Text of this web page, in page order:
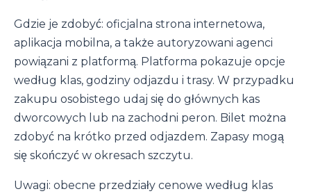
Gdzie je zdobyć: oficjalna strona internetowa,
aplikacja mobilna, a także autoryzowani agenci
powiązani z platformą. Platforma pokazuje opcje
według klas, godziny odjazdu i trasy. W przypadku
zakupu osobistego udaj się do głównych kas
dworcowych lub na zachodni peron. Bilet można
zdobyć na krótko przed odjazdem. Zapasy mogą
się skończyć w okresach szczytu.
Uwagi: obecne przedziały cenowe według klas